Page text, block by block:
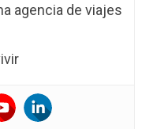
agencia de viajes